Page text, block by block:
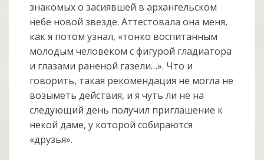
знакомых о засиявшей в архангельском
небе новой звезде. Аттестовала она меня,
как я потом узнал, «тонко воспитанным
молодым человеком с фигурой гладиатора
и глазами раненой газели…». Что и
говорить, такая рекомендация не могла не
возыметь действия, и я чуть ли не на
следующий день получил приглашение к
некой даме, у которой собираются
«друзья».